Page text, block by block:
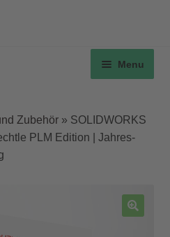
Menu
Zubehör» SOLIDWORKS
PLM Edition | Jahres-